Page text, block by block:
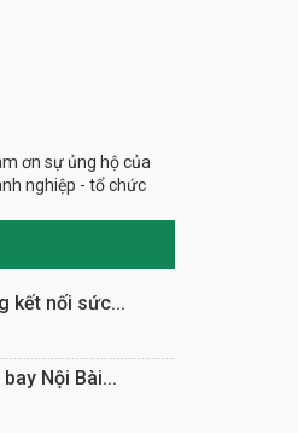
ơn sự ủng hộ của
nghiệp - tổ chức
kết nối sức...
bay Nội Bài...